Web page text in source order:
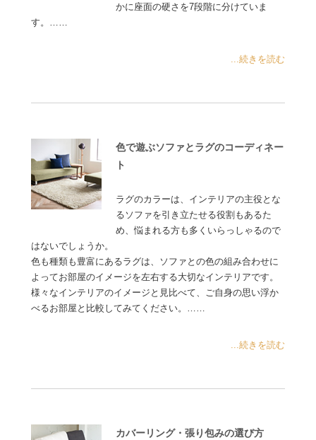
かに座面の硬さを7段階に分けていま
す。……
...続きを読む
色で遊ぶソファとラグのコーディネー
ト
ラグのカラーは、インテリアの主役とな
るソファを引き立たせる役割もあるた
め、悩まれる方も多くいらっしゃるので
はないでしょうか。
色も種類も豊富にあるラグは、ソファとの色の組み合わせに
よってお部屋のイメージを左右する大切なインテリアです。
様々なインテリアのイメージと見比べて、ご自身の思い浮か
べるお部屋と比較してみてください。……
...続きを読む
カバーリング・張り包みの選び方